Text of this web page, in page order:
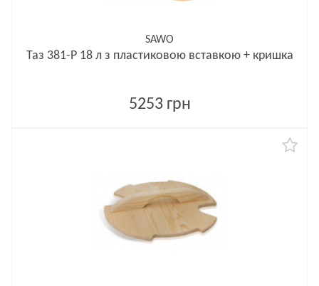
SAWO
Таз 381-P 18 л з пластиковою вставкою + кришка
5253 грн